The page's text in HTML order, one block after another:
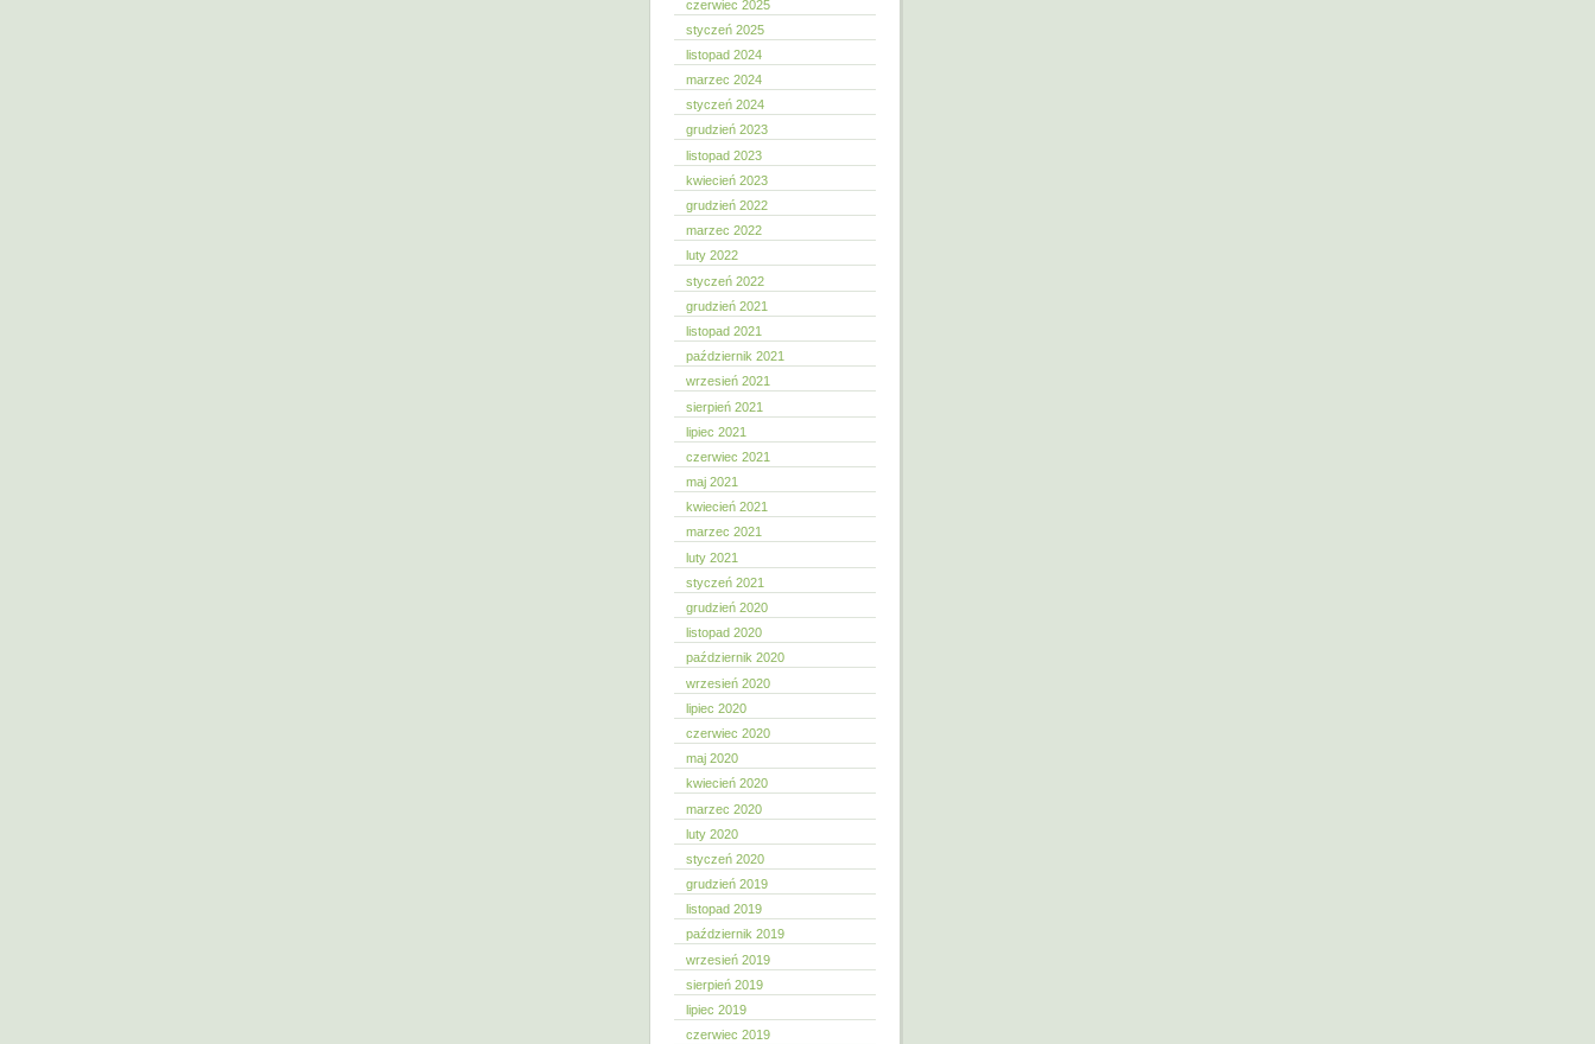
czerwiec 2025
styczeń 2025
listopad 2024
marzec 2024
styczeń 2024
grudzień 2023
listopad 2023
kwiecień 2023
grudzień 2022
marzec 2022
luty 2022
styczeń 2022
grudzień 2021
listopad 2021
październik 2021
wrzesień 2021
sierpień 2021
lipiec 2021
czerwiec 2021
maj 2021
kwiecień 2021
marzec 2021
luty 2021
styczeń 2021
grudzień 2020
listopad 2020
październik 2020
wrzesień 2020
lipiec 2020
czerwiec 2020
maj 2020
kwiecień 2020
marzec 2020
luty 2020
styczeń 2020
grudzień 2019
listopad 2019
październik 2019
wrzesień 2019
sierpień 2019
lipiec 2019
czerwiec 2019